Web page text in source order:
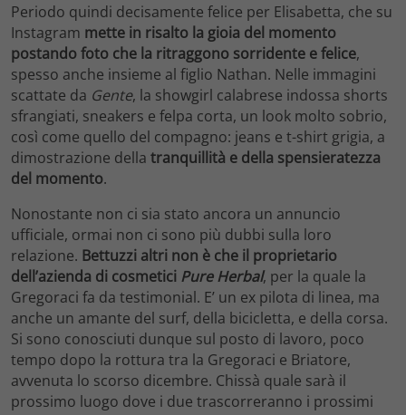
Periodo quindi decisamente felice per Elisabetta, che su
Instagram mette in risalto la gioia del momento
postando foto che la ritraggono sorridente e felice,
spesso anche insieme al figlio Nathan. Nelle immagini
scattate da Gente, la showgirl calabrese indossa shorts
sfrangiati, sneakers e felpa corta, un look molto sobrio,
così come quello del compagno: jeans e t-shirt grigia, a
dimostrazione della tranquillità e della spensieratezza
del momento.
Nonostante non ci sia stato ancora un annuncio
ufficiale, ormai non ci sono più dubbi sulla loro
relazione. Bettuzzi altri non è che il proprietario
dell’azienda di cosmetici Pure Herbal, per la quale la
Gregoraci fa da testimonial. E’ un ex pilota di linea, ma
anche un amante del surf, della bicicletta, e della corsa.
Si sono conosciuti dunque sul posto di lavoro, poco
tempo dopo la rottura tra la Gregoraci e Briatore,
avvenuta lo scorso dicembre. Chissà quale sarà il
prossimo luogo dove i due trascorreranno i prossimi